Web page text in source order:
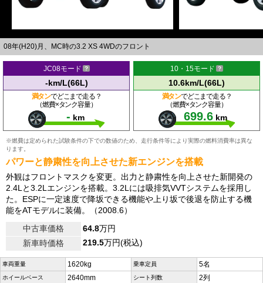
08年(H20)月、MC時の3.2 XS 4WDのフロント
JC08モード
-km/L(66L)
満タンでどこまで走る？
（燃費×タンク容量）
- km
10・15モード
10.6km/L(66L)
満タンでどこまで走る？
（燃費×タンク容量）
699.6 km
※燃費は定められた試験条件の下での数値のため、走行条件等により実際の燃料消費率は異な
ります。
パワーと静粛性を向上させた新エンジンを搭載
外観はフロントマスクを変更。出力と静粛性を向上させた新開発の
2.4Lと3.2Lエンジンを搭載。3.2Lには吸排気VVTシステムを採用し
た。ESPに一定速度で降坂できる機能や上り坂で後退を防止する機
能をATモデルに装備。（2008.6）
中古車価格
64.8万円
新車時価格
219.5万円(税込)
車両重量 1620kg 乗車定員 5名
ホイールベース 2640mm シート列数 2列